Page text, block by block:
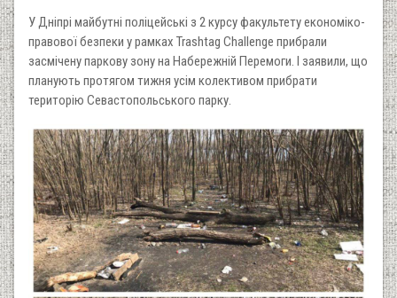
У Дніпрі майбутні поліцейські з 2 курсу факультету економіко-
правової безпеки у рамках Trashtag Challenge прибрали
засмічену паркову зону на Набережній Перемоги. І заявили, що
планують протягом тижня усім колективом прибрати
територію Севастопольського парку.